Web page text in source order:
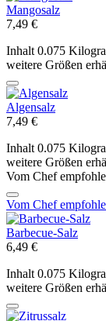
Mangosalz
7,49 €
Inhalt 0.075
weitere Größen
Algensalz
7,49 €
Inhalt 0.075
weitere Größen
Vom Chef
Vom Chef
Barbecue-Salz
6,49 €
Inhalt 0.075
weitere Größen